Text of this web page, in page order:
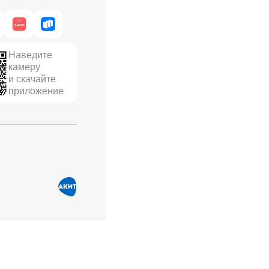
Наведите
камеру
и скачайте
приложение